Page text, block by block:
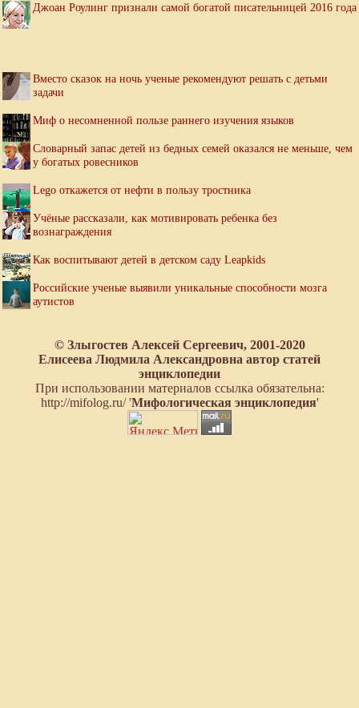
Джоан Роулинг признали самой богатой писательницей 2016 года
Вместо сказок на ночь ученые рекомендуют решать с детьми
задачи
Миф о несомненной пользе раннего изучения языков
Словарный запас детей из бедных семей оказался не меньше, чем
у богатых ровесников
Lego откажется от нефти в пользу тростника
Учёные рассказали, как мотивировать ребенка без
вознаграждения
Как воспитывают детей в детском саду Leapkids
Российские ученые выявили уникальные способности мозга
аутистов
© Злыгостев Алексей Сергеевич, 2001-2020
Елисеева Людмила Александровна автор статей
энциклопедии
При использовании материалов ссылка обязательна:
http://mifolog.ru/ 'Мифологическая энциклопедия'